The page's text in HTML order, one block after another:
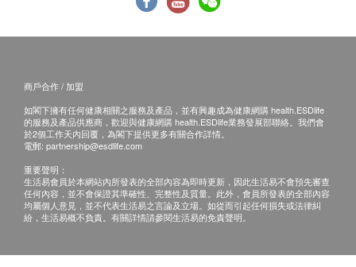
深度: 25 厘米
連8公升裝水高度: 61.5 厘米
規格
水溫(冷): 比擺放環境溫度低10°C
重量: 2.72 公斤
消耗功率(W瓦): 490W
的帳單地址的訂單。
日期。
倘若屈臣氏蒸餾水未能提供任何已訂購之產品或服
務，或因客戶所使用的信用咭導致之付款問題或任
何其他原因，屈臣氏蒸餾水有權拒絕接受該訂單。
倘若屈臣氏蒸餾水無法提供閣下訂單上的任何產品
或服務，屈臣氏蒸餾水會透過電話或電郵通知閣
下。
條款及細則
商戶合作 / 加盟
如閣下擁有任何健康相關之服務及產品，並有興趣成為健康網購 health.ESDlife
的服務及產品供應商，歡迎與健康網購 health.ESDlife業務發展部聯絡。我們會
於2個工作天內回覆，為閣下提供更多有關合作詳情。
電郵: partnership@esdlife.com
重要聲明：
生活易會員於本網站內所發表的全部內容為即時更新，因此生活易不會預先審查
任何內容，並不會保證其準確性、完整性及質量。此外，會員所發表的全部內容
均屬個人意見，並不代表生活易之言論及立場。如從而引起任何損失或法律糾
紛，生活易概不負責。有關詳情請參閱生活易的免責聲明。